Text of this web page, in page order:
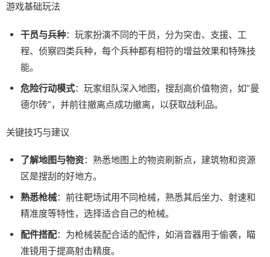
游戏基础玩法
干员与兵种：玩家扮演不同的干员，分为突击、支援、工
程、侦察四类兵种，每个兵种都有相符的增益效果和特殊技
能。
危险行动模式：玩家组队深入地图，搜刮高价值物资，如“曼
德尔砖”，并前往撤离点成功撤离，以获取战利品。
关键技巧与建议
了解地图与物资：熟悉地图上的物资刷新点，建筑物和资源
区是搜刮的好地方。
熟悉枪械：前往靶场试用不同枪械，熟悉其后坐力、射速和
精准度等特性，选择适合自己的枪械。
配件搭配：为枪械装配合适的配件，如消音器用于偷袭，瞄
准镜用于提高射击精度。